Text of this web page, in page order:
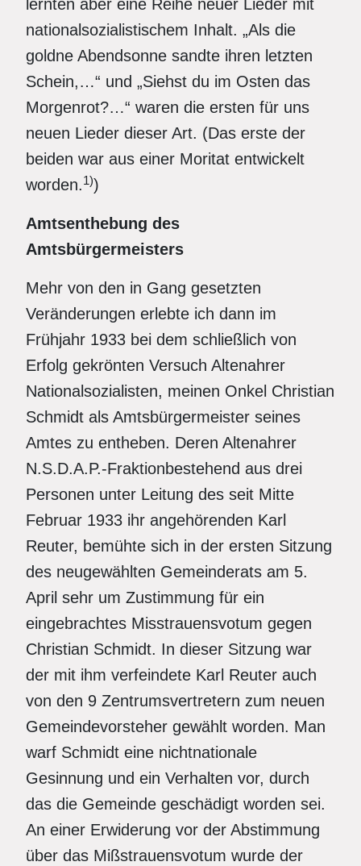
lernten aber eine Reihe neuer Lieder mit
nationalsozialistischem Inhalt. „Als die
goldne Abendsonne sandte ihren letzten
Schein,…“ und „Siehst du im Osten das
Morgenrot?…“ waren die ersten für uns
neuen Lieder dieser Art. (Das erste der
beiden war aus einer Moritat entwickelt
worden.1))
Amtsenthebung des
Amtsbürgermeisters
Mehr von den in Gang gesetzten
Veränderungen erlebte ich dann im
Frühjahr 1933 bei dem schließlich von
Erfolg gekrönten Versuch Altenahrer
Nationalsozialisten, meinen Onkel Christian
Schmidt als Amtsbürgermeister seines
Amtes zu entheben. Deren Altenahrer
N.S.D.A.P.-Fraktionbestehend aus drei
Personen unter Leitung des seit Mitte
Februar 1933 ihr angehörenden Karl
Reuter, bemühte sich in der ersten Sitzung
des neugewählten Gemeinderats am 5.
April sehr um Zustimmung für ein
eingebrachtes Misstrauensvotum gegen
Christian Schmidt. In dieser Sitzung war
der mit ihm verfeindete Karl Reuter auch
von den 9 Zentrumsvertretern zum neuen
Gemeindevorsteher gewählt worden. Man
warf Schmidt eine nichtnationale
Gesinnung und ein Verhalten vor, durch
das die Gemeinde geschädigt worden sei.
An einer Erwiderung vor der Abstimmung
über das Mißstrauensvotum wurde der